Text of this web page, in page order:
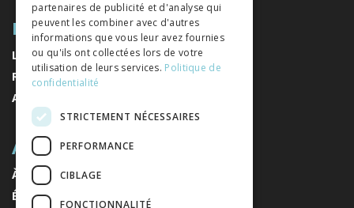
PLAN DU SITE
LIVRES
REVUES
AUTEURS
A PROPOS
À PROPOS DE NOUS
ÉDITEURS
partenaires de publicité et d'analyse qui
peuvent les combiner avec d'autres
informations que vous leur avez fournies
ou qu'ils ont collectées lors de votre
utilisation de leurs services. Politique de
confidentialité
STRICTEMENT NÉCESSAIRES
PERFORMANCE
CIBLAGE
FONCTIONNALITÉ